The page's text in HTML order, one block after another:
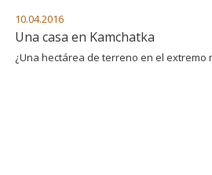
10.04.2016
Una casa en Kamchatka
¿Una hectárea de terreno en el extremo